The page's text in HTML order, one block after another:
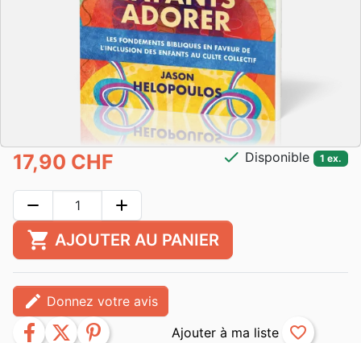
17,90 CHF check Disponible 1 ex.
remove add
shopping_cart AJOUTER AU PANIER
edit Donnez votre avis
facebook twitter pinterest favorite_border